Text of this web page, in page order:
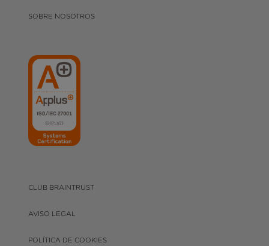
SOBRE NOSOTROS
CLUB BRAINTRUST
AVISO LEGAL
POLÍTICA DE COOKIES